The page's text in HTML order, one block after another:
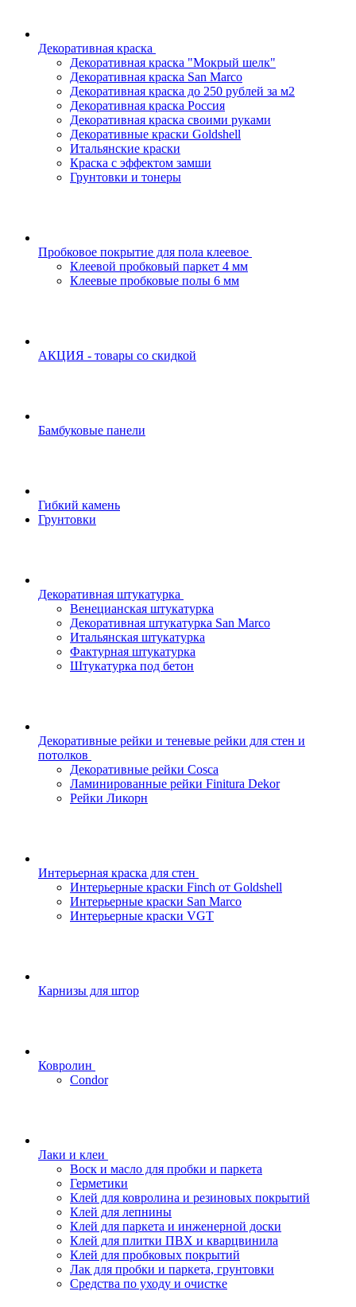
Декоративная краска
Декоративная краска "Мокрый шелк"
Декоративная краска San Marco
Декоративная краска до 250 рублей за м2
Декоративная краска Россия
Декоративная краска своими руками
Декоративные краски Goldshell
Итальянские краски
Краска с эффектом замши
Грунтовки и тонеры
Пробковое покрытие для пола клеевое
Клеевой пробковый паркет 4 мм
Клеевые пробковые полы 6 мм
АКЦИЯ - товары со скидкой
Бамбуковые панели
Гибкий камень
Грунтовки
Декоративная штукатурка
Венецианская штукатурка
Декоративная штукатурка San Marco
Итальянская штукатурка
Фактурная штукатурка
Штукатурка под бетон
Декоративные рейки и теневые рейки для стен и
потолков
Декоративные рейки Cosca
Ламинированные рейки Finitura Dekor
Рейки Ликорн
Интерьерная краска для стен
Интерьерные краски Finch от Goldshell
Интерьерные краски San Marco
Интерьерные краски VGT
Карнизы для штор
Ковролин
Condor
Лаки и клеи
Воск и масло для пробки и паркета
Герметики
Клей для ковролина и резиновых покрытий
Клей для лепнины
Клей для паркета и инженерной доски
Клей для плитки ПВХ и кварцвинила
Клей для пробковых покрытий
Лак для пробки и паркета, грунтовки
Средства по уходу и очистке